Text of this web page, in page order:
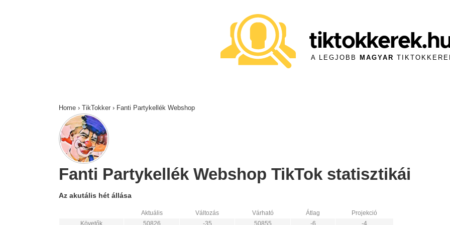
A LEGJOBB MAGYAR
Home › TikTokker › Fanti Partykellék Webshop
Fanti Partykellék Webshop TikTok statisztikái
Az akutális hét állása
Aktuális Változás Várható Átlag
Projekció
Követők
50826 -35 50855 -6 -4